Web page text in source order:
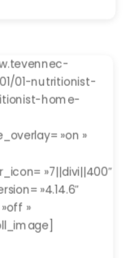
01-nutritionist-
home-
»on »
»7||divi||400″
»4.14.6″
»